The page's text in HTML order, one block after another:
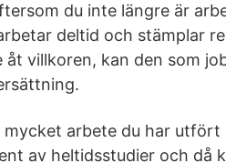
du inte längre är
deltid och stämplar
åt villkoren, kan den som
arbete du har utfört
av heltidsstudier och då